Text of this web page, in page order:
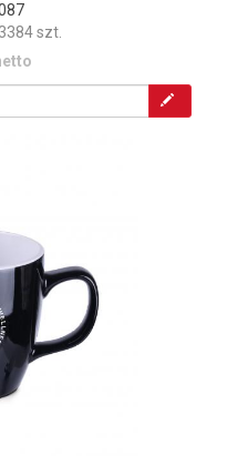
szt.